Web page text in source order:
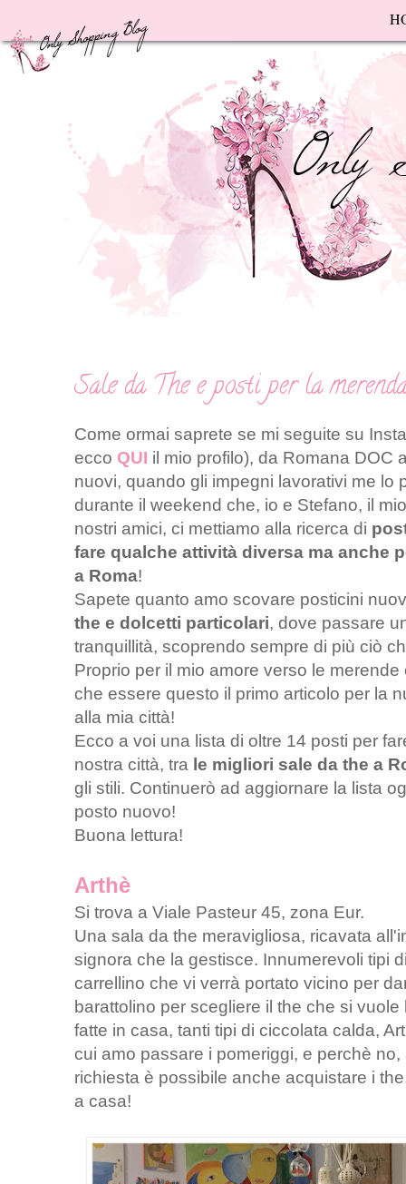
Sale da The e posti per la
Come ormai saprete se mi seguite su
ecco QUI il mio profilo), da Romana DOC
nuovi, quando gli impegni lavorativi me lo
durante il weekend che, io e Stefano, il
nostri amici, ci mettiamo alla ricerca di
fare qualche attività diversa ma anche
a Roma!
Sapete quanto amo scovare posticini
the e dolcetti particolari, dove passare
tranquillità, scoprendo sempre di più ciò
Proprio per il mio amore verso le
che essere questo il primo articolo per la
alla mia città!
Ecco a voi una lista di oltre 14 posti per
nostra città, tra le migliori sale da the a
gli stili. Continuerò ad aggiornare la lista
posto nuovo!
Buona lettura!
Arthè
Si trova a Viale Pasteur 45, zona Eur.
Una sala da the meravigliosa, ricavata
signora che la gestisce. Innumerevoli tipi
carrellino che vi verrà portato vicino per
barattolino per scegliere il the che si
fatte in casa, tanti tipi di ciccolata calda,
cui amo passare i pomeriggi, e perchè
richiesta è possibile anche acquistare i
a casa!